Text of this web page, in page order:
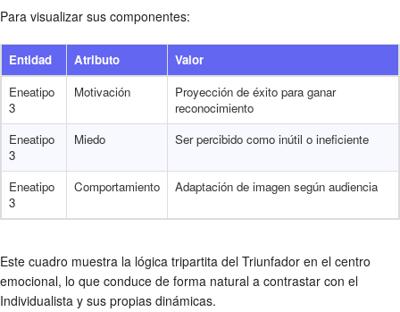
Para visualizar sus componentes:
Entidad Atributo
Valor
Eneatipo
3
Motivación
Proyección de éxito para ganar
reconocimiento
Eneatipo
3
Miedo Ser percibido como inútil o ineficiente
Eneatipo
3
Comportamiento Adaptación de imagen según audiencia
Este cuadro muestra la lógica tripartita del Triunfador en el centro
emocional, lo que conduce de forma natural a contrastar con el
Individualista y sus propias dinámicas.